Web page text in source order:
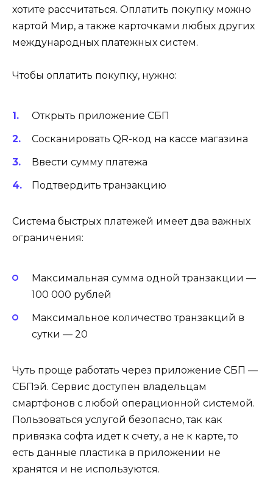
хотите рассчитаться. Оплатить покупку можно
картой Мир, а также карточками любых других
международных платежных систем.
Чтобы оплатить покупку, нужно:
Открыть приложение СБП
Сосканировать QR-код на кассе магазина
Ввести сумму платежа
Подтвердить транзакцию
Система быстрых платежей имеет два важных
ограничения:
Максимальная сумма одной транзакции —
100 000 рублей
Максимальное количество транзакций в
сутки — 20
Чуть проще работать через приложение СБП —
СБПэй. Сервис доступен владельцам
смартфонов с любой операционной системой.
Пользоваться услугой безопасно, так как
привязка софта идет к счету, а не к карте, то
есть данные пластика в приложении не
хранятся и не используются.